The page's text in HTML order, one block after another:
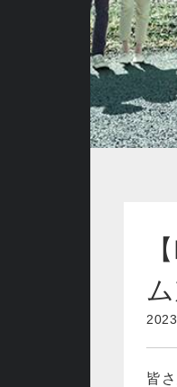
皆